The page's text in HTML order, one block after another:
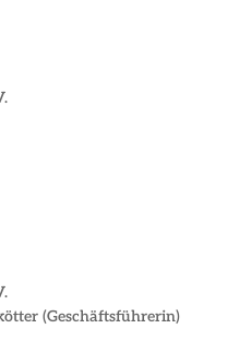
(Geschäftsführerin)